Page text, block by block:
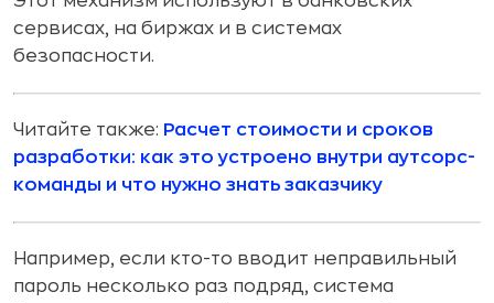
сервисах, на биржах и в системах
безопасности.
Читайте также: Расчет стоимости и сроков
разработки: как это устроено внутри аутсорс-
команды и что нужно знать заказчику
Например, если кто-то вводит неправильный
пароль несколько раз подряд, система